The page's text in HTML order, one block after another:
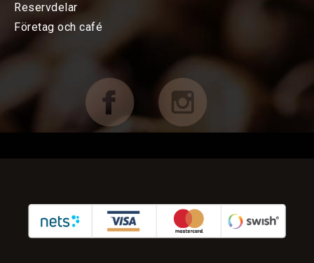
Espressomaskiner
FÖRETAG OCH CAFÉ
KUNDTJÄNST
Reservdelar
Företag och café